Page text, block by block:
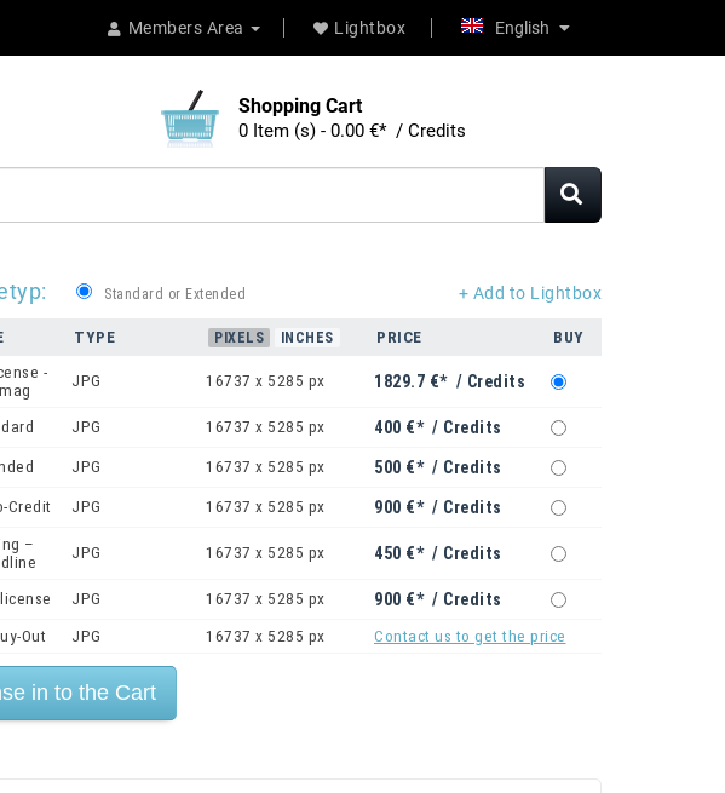
Members Area Lightbox English
Shopping Cart
0 Item (s) - 0.00 €* / Credits
+ Add to Lightbox
Standard or Extended
TYPE PIXELS INCHES PRICE
BUY
-
JPG 16737 x 5285 px 1829.7 €* / Credits
JPG 16737 x 5285 px 400 €* / Credits
JPG 16737 x 5285 px 500 €* / Credits
Credit JPG 16737 x 5285 px 900 €* / Credits
–
JPG 16737 x 5285 px 450 €* / Credits
JPG 16737 x 5285 px 900 €* / Credits
Out JPG 16737 x 5285 px Contact us to get the price